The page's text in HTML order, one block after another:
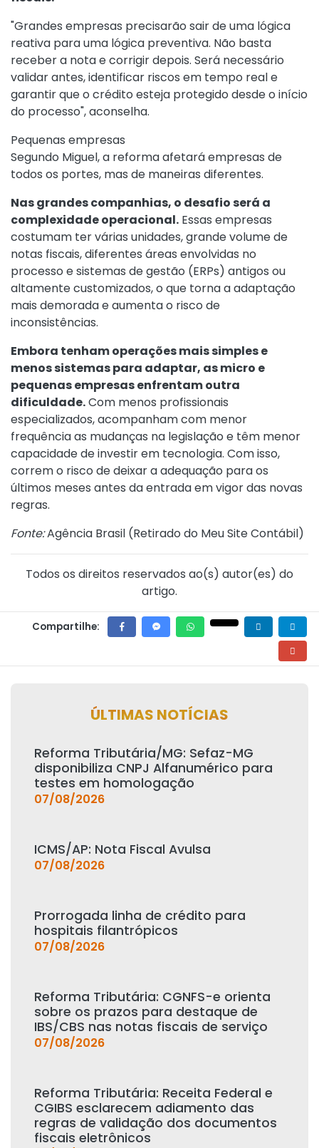
"Grandes empresas precisarão sair de uma lógica
reativa para uma lógica preventiva. Não basta
receber a nota e corrigir depois. Será necessário
validar antes, identificar riscos em tempo real e
garantir que o crédito esteja protegido desde o início
do processo", aconselha.
Pequenas empresas
Segundo Miguel, a reforma afetará empresas de
todos os portes, mas de maneiras diferentes.
Nas grandes companhias, o desafio será a
complexidade operacional. Essas empresas
costumam ter várias unidades, grande volume de
notas fiscais, diferentes áreas envolvidas no
processo e sistemas de gestão (ERPs) antigos ou
altamente customizados, o que torna a adaptação
mais demorada e aumenta o risco de
inconsistências.
Embora tenham operações mais simples e
menos sistemas para adaptar, as micro e
pequenas empresas enfrentam outra
dificuldade.Com menos profissionais
especializados, acompanham com menor
frequência as mudanças na legislação e têm menor
capacidade de investir em tecnologia. Com isso,
correm o risco de deixar a adequação para os
últimos meses antes da entrada em vigor das novas
regras.
Fonte:Agência Brasil (Retirado do Meu Site Contábil)
Todos os direitos reservados ao(s) autor(es) do
artigo.
Compartilhe:
ÚLTIMAS NOTÍCIAS
Reforma Tributária/MG: Sefaz-MG
disponibiliza CNPJ Alfanumérico para
testes em homologação
07/08/2026
ICMS/AP: Nota Fiscal Avulsa
07/08/2026
Prorrogada linha de crédito para
hospitais filantrópicos
07/08/2026
Reforma Tributária: CGNFS-e orienta
sobre os prazos para destaque de
IBS/CBS nas notas fiscais de serviço
07/08/2026
Reforma Tributária: Receita Federal e
CGIBS esclarecem adiamento das
regras de validação dos documentos
fiscais eletrônicos